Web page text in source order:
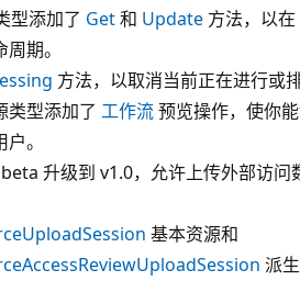
型添加了 Get和 Update 方法，以
期。
方法，以取消当前正在进行或
类型添加了 工作流预览操作，使你
。
升级到 v1.0，允许上传外部访问
基本资源和
派